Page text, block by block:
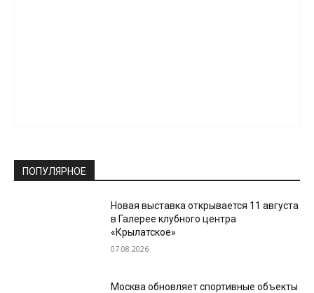
ПОПУЛЯРНОЕ
Новая выставка открывается 11 августа
в Галерее клубного центра
«Крылатское»
07.08.2026
Москва обновляет спортивные объекты